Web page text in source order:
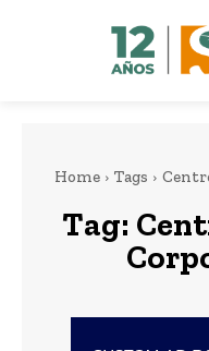
Home Tags
Tag: